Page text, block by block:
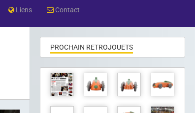
Liens Contact
PROCHAIN RETROJOUETS